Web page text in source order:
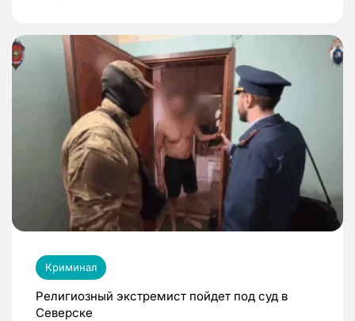
Криминал
Религиозный экстремист пойдет под суд в
Северске